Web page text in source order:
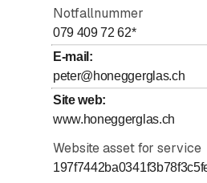
Samedi
Dimanche
Les jours marqués d'un * sont à
Termine nur nach
Notfallverglasungen (24
Notfallnummer
079 409 72 62*
E-mail :
peter@honeggerglas.ch
Site web:
www.honeggerglas.ch
Website asset for service